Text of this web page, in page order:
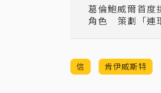
葛倫鮑威爾首度
角色 策劃「連
信 肯伊威斯特